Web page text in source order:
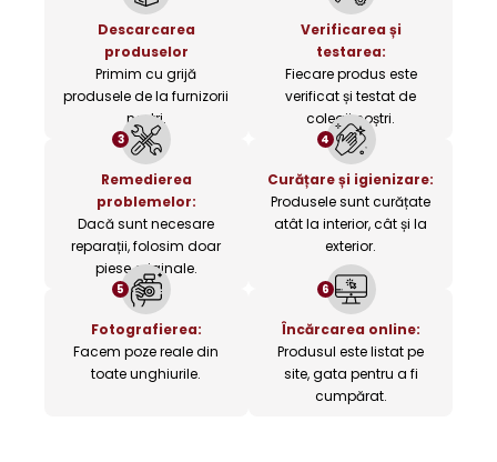
Descarcarea
produselor
Primim cu grijă
produsele de la furnizorii
noștri.
Verificarea și
testarea:
Fiecare produs este
verificat și testat de
colegii noștri.
3
Remedierea
problemelor:
Dacă sunt necesare
reparații, folosim doar
piese originale.
4
Curățare și igienizare:
Produsele sunt curățate
atât la interior, cât și la
exterior.
5
Fotografierea:
Facem poze reale din
toate unghiurile.
6
Încărcarea online:
Produsul este listat pe
site, gata pentru a fi
cumpărat.